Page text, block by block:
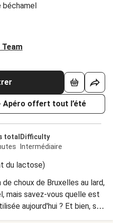
béchamel
Team
Apéro offert tout l’été
total Difficulty
Intermédiaire
du lactose)
choux de Bruxelles au lard,
mais savez-vous quelle est
aujourd'hui ? Et bien, son
inventeur, Louis de